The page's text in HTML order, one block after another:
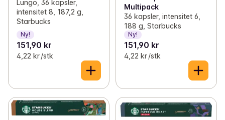
Lungo, 36 kapsler,
intensitet 8, 187,2 g,
Starbucks
Ny!
151,90 kr
4,22 kr /stk
Multipack
36 kapsler, intensitet 6,
188 g, Starbucks
Ny!
151,90 kr
4,22 kr /stk